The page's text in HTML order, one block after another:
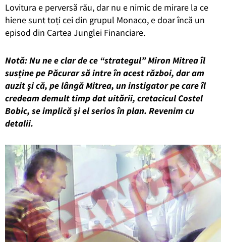
Lovitura e perversă rău, dar nu e nimic de mirare la ce
hiene sunt toți cei din grupul Monaco, e doar încă un
episod din Cartea Junglei Financiare.
Notă: Nu ne e clar de ce “strategul” Miron Mitrea îl
susține pe Păcurar să intre în acest război, dar am
auzit și că, pe lângă Mitrea, un instigator pe care îl
credeam demult timp dat uitării, cretacicul Costel
Bobic, se implică și el serios în plan. Revenim cu
detalii.